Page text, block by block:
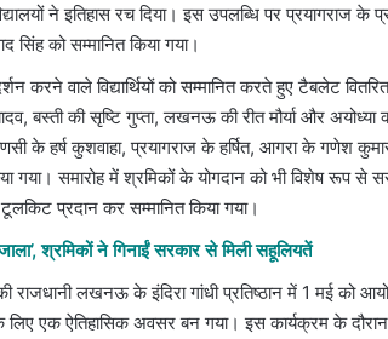
ने इतिहास रच दिया। इस उपलब्धि पर प्रयागराज के
सिंह को सम्मानित किया गया।
करने वाले विद्यार्थियों को सम्मानित करते हुए टैबलेट
बस्ती की सृष्टि गुप्ता, लखनऊ की रीत मौर्या और अयोध्या
के हर्ष कुशवाहा, प्रयागराज के हर्षित, आगरा के गणेश
गया। समारोह में श्रमिकों के योगदान को भी विशेष रूप से
प्रदान कर सम्मानित किया गया।
श्रमिकों ने गिनाईं सरकार से मिली सहूलियतें
लखनऊ के इंदिरा गांधी प्रतिष्ठान में 1 मई को
एक ऐतिहासिक अवसर बन गया। इस कार्यक्रम के